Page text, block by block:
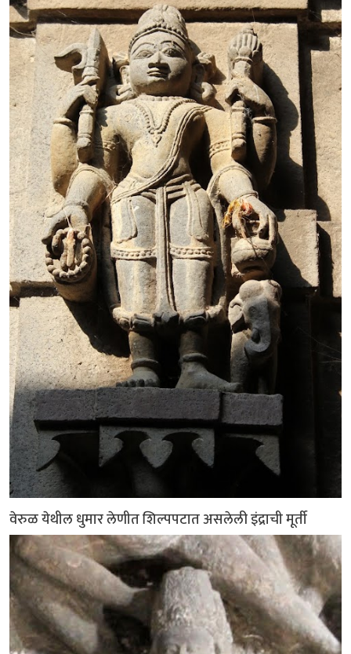
वेरुळ येथील धुमार लेणीत शिल्पपटात असलेली इंद्राची मूर्ती